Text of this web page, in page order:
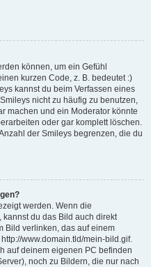
können, um ein Gefühl
kurzen Code, z. B. bedeutet :)
kannst du beim Verfassen eines
nicht zu häufig zu benutzen,
machen und ein Moderator könnte
oder gar komplett löschen.
der Smileys begrenzen, die du
werden. Wenn die
du das Bild auch direkt
Bild verlinken, das auf einem
www.domain.tld/mein-bild.gif.
auf deinem eigenen PC befinden
noch zu Bildern, die nur nach